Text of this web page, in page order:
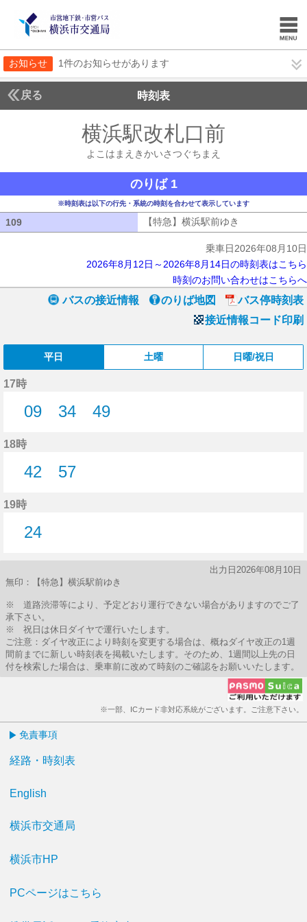
お知らせ 1件のお知らせがあります
戻る 時刻表
横浜駅改札口前
よこはまえきかいさつぐちまえ
のりば 1
※時刻表は以下の行先・系統の時刻を合わせて表示しています
109 【特急】横浜駅前ゆき
乗車日2026年08月10日
2026年8月12日～2026年8月14日の時刻表はこちら
時刻のお問い合わせはこちらへ
バスの接近情報 のりば地図
バス停時刻表
接近情報コード印刷
平日 土曜 日曜/祝日
17時
09
34
49
18時
42
57
19時
24
出力日2026年08月10日
無印：【特急】横浜駅前ゆき
※ 道路渋滞等により、予定どおり運行できない場合がありますのでご了
承下さい。
※ 祝日は休日ダイヤで運行いたします。
ご注意：ダイヤ改正により時刻を変更する場合は、概ねダイヤ改正の1週
間前までに新しい時刻表を掲載いたします。そのため、1週間以上先の日
付を検索した場合は、乗車前に改めて時刻のご確認をお願いいたします。
※一部、ICカード非対応系統がございます。ご注意下さい。
免責事項
経路・時刻表
English
横浜市交通局
横浜市HP
PCページはこちら